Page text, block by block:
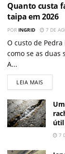
Quanto custa
taipa em 2026
POR INGRID 7 DE
O custo de
como se as duas
A...
LEIA MAIS
útil
7